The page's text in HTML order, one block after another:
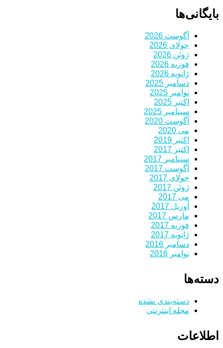
بایگانی‌ها
آگوست 2026
جولای 2026
ژوئن 2026
فوریه 2026
ژانویه 2026
دسامبر 2025
نوامبر 2025
اکتبر 2025
سپتامبر 2025
آگوست 2020
می 2020
اکتبر 2019
اکتبر 2017
سپتامبر 2017
آگوست 2017
جولای 2017
ژوئن 2017
می 2017
آوریل 2017
مارس 2017
فوریه 2017
ژانویه 2017
دسامبر 2016
نوامبر 2016
دسته‌ها
دسته‌بندی نشده
مجله اینترنتی
اطلاعات